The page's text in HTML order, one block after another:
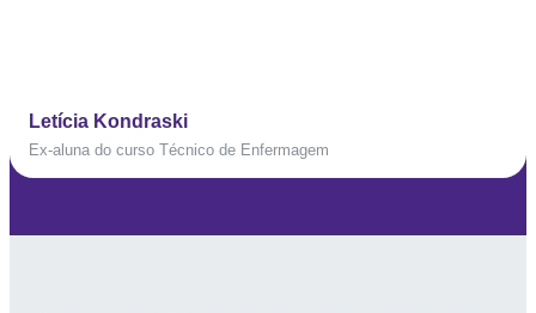
Letícia Kondraski
Ex-aluna do curso Técnico de Enfermagem